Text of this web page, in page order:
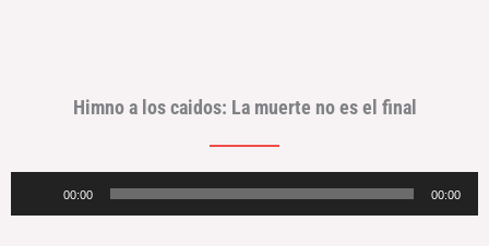
Himno a los caidos: La muerte no es el final
Reproductor
00:00 00:00